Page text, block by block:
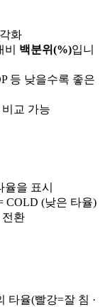
화
비 백분위(%)입니
등 낮을수록 좋은
교 가능
율을 표시
COLD (낮은 타율)
전환
타율(빨강=잘 침 ·